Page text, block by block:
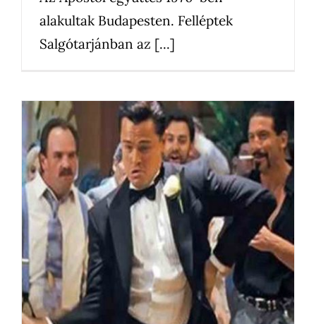
alakultak Budapesten. Felléptek
Salgótarjánban az [...]
Best of: Bemutatjuk
Magyarország legtutibb lagzis
zenekarait
Bál Bejegyzés Céges rendezvény Egyéb
Elmúlt bál
Esküvő Falunap Hirdetések News
Újdonságok